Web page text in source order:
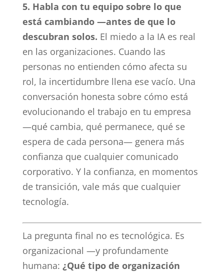
5. Habla con tu equipo sobre lo que
está cambiando —antes de que lo
descubran solos. El miedo a la IA es real
en las organizaciones. Cuando las
personas no entienden cómo afecta su
rol, la incertidumbre llena ese vacío. Una
conversación honesta sobre cómo está
evolucionando el trabajo en tu empresa
—qué cambia, qué permanece, qué se
espera de cada persona— genera más
confianza que cualquier comunicado
corporativo. Y la confianza, en momentos
de transición, vale más que cualquier
tecnología.
La pregunta final no es tecnológica. Es
organizacional —y profundamente
humana: ¿Qué tipo de organización